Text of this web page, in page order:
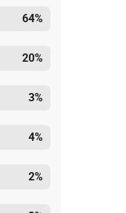
64%
20%
3%
4%
2%